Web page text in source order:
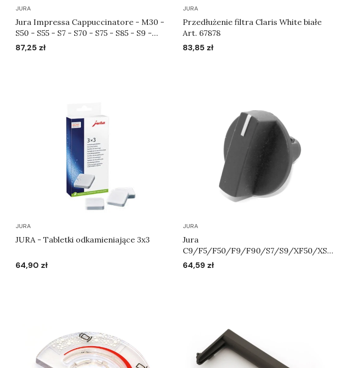
JURA
Jura Impressa Cappuccinatore - M30 -
S50 - S55 - S7 - S70 - S75 - S85 - S9 -
S90 - S95 - Scala - X70 - X90 - X95 -
Cena
87,25 zł
JURA
Przedłużenie filtra Claris White białe
Art. 67878
Cena
83,85 zł
JURA
JURA - Tabletki odkamieniające 3x3
Cena
64,90 zł
JURA
Jura
C9/F5/F50/F9/F90/S7/S9/XF50/XS9
/XS90/XS95 - Pokrętło regulatora
Cena
64,59 zł